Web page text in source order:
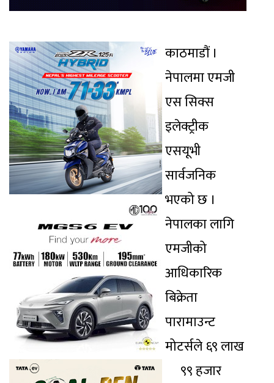
काठमाडौं ।
नेपालमा एमजी
एस सिक्स
इलेक्ट्रीक
एसयूभी
सार्वजनिक
भएको छ ।
नेपालका लागि
एमजीको
आधिकारिक
बिक्रेता
पारामाउन्ट
मोटर्सले ६९ लाख
९९ हजार